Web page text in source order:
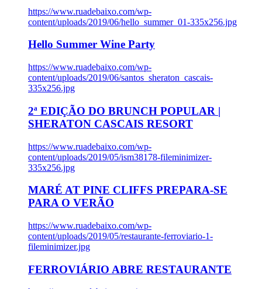
https://www.ruadebaixo.com/wp-
content/uploads/2019/06/hello_summer_01-335x256.jpg
Hello Summer Wine Party
https://www.ruadebaixo.com/wp-
content/uploads/2019/06/santos_sheraton_cascais-
335x256.jpg
2ª EDIÇÃO DO BRUNCH POPULAR |
SHERATON CASCAIS RESORT
https://www.ruadebaixo.com/wp-
content/uploads/2019/05/ism38178-fileminimizer-
335x256.jpg
MARÉ AT PINE CLIFFS PREPARA-SE
PARA O VERÃO
https://www.ruadebaixo.com/wp-
content/uploads/2019/05/restaurante-ferroviario-1-
fileminimizer.jpg
FERROVIÁRIO ABRE RESTAURANTE